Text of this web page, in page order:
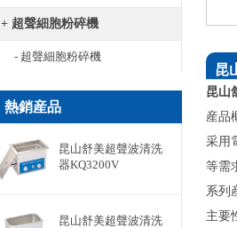
+ 超聲細胞粉碎機
- 超聲細胞粉碎機
熱銷産品
昆山舒美超聲波清洗
器KQ3200V
昆山舒美超聲波清洗
昆
昆山
産品
采用
等需
系列
主要